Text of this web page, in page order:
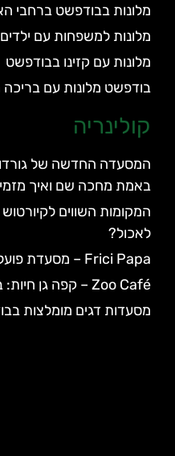
מלונות בבודפשט ברחבי
מלונות למשפחות עם
מלונות עם קזינו בבודפשט
בודפשט מלונות עם
קולינריה
המסעדה החדשה של
באמת מחכה שם ואיך
המקומות השווים
לאכול?
Frici Papa – מסעדת פועלים זולה מומלצת
Zoo Café – קפה גן חיות: בית קפה עם חיות בבודפשט
מסעדות דגים מומלצות